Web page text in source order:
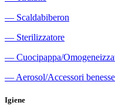
― Scaldabiberon
― Sterilizzatore
― Cuocipappa/
― Aerosol/Accessori
Igiene